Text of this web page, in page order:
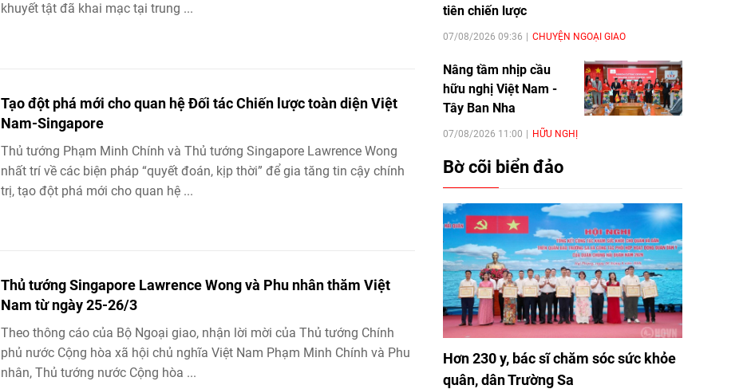
khuyết tật đã khai mạc tại trung ...
Tạo đột phá mới cho quan hệ Đối tác Chiến lược toàn diện Việt
Nam-Singapore
Thủ tướng Phạm Minh Chính và Thủ tướng Singapore Lawrence Wong
nhất trí về các biện pháp “quyết đoán, kịp thời” để gia tăng tin cậy chính
trị, tạo đột phá mới cho quan hệ ...
Thủ tướng Singapore Lawrence Wong và Phu nhân thăm Việt
Nam từ ngày 25-26/3
Theo thông cáo của Bộ Ngoại giao, nhận lời mời của Thủ tướng Chính
phủ nước Cộng hòa xã hội chủ nghĩa Việt Nam Phạm Minh Chính và Phu
nhân, Thủ tướng nước Cộng hòa ...
tiên chiến lược
07/08/2026 09:36 CHUYỆN NGOẠI GIAO
Nâng tầm nhịp cầu
hữu nghị Việt Nam -
Tây Ban Nha
07/08/2026 11:00 HỮU NGHỊ
Bờ cõi biển đảo
Hơn 230 y, bác sĩ chăm sóc sức khỏe
quân, dân Trường Sa